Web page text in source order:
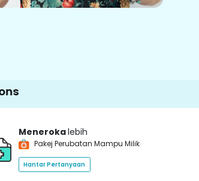
Menerokalebih
Pakej Perubatan Mampu Milik
Hantar Pertanyaan